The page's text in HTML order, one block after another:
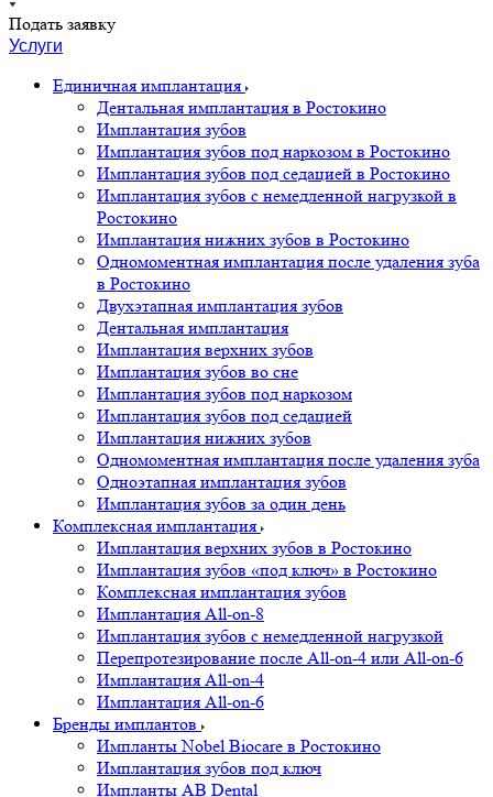
Подать заявку
Услуги
Единичная имплантация
Дентальная имплантация в Ростокино
Имплантация зубов
Имплантация зубов под наркозом в Ростокино
Имплантация зубов под седацией в Ростокино
Имплантация зубов с немедленной нагрузкой в
Ростокино
Имплантация нижних зубов в Ростокино
Одномоментная имплантация после удаления зуба
в Ростокино
Двухэтапная имплантация зубов
Дентальная имплантация
Имплантация верхних зубов
Имплантация зубов во сне
Имплантация зубов под наркозом
Имплантация зубов под седацией
Имплантация нижних зубов
Одномоментная имплантация после удаления зуба
Одноэтапная имплантация зубов
Имплантация зубов за один день
Комплексная имплантация
Имплантация верхних зубов в Ростокино
Имплантация зубов «под ключ» в Ростокино
Комплексная имплантация зубов
Имплантация All-on-8
Имплантация зубов с немедленной нагрузкой
Перепротезирование после All-on-4 или All-on-6
Имплантация All-on-4
Имплантация All-on-6
Бренды имплантов
Импланты Nobel Biocare в Ростокино
Имплантация зубов под ключ
Импланты AB Dental